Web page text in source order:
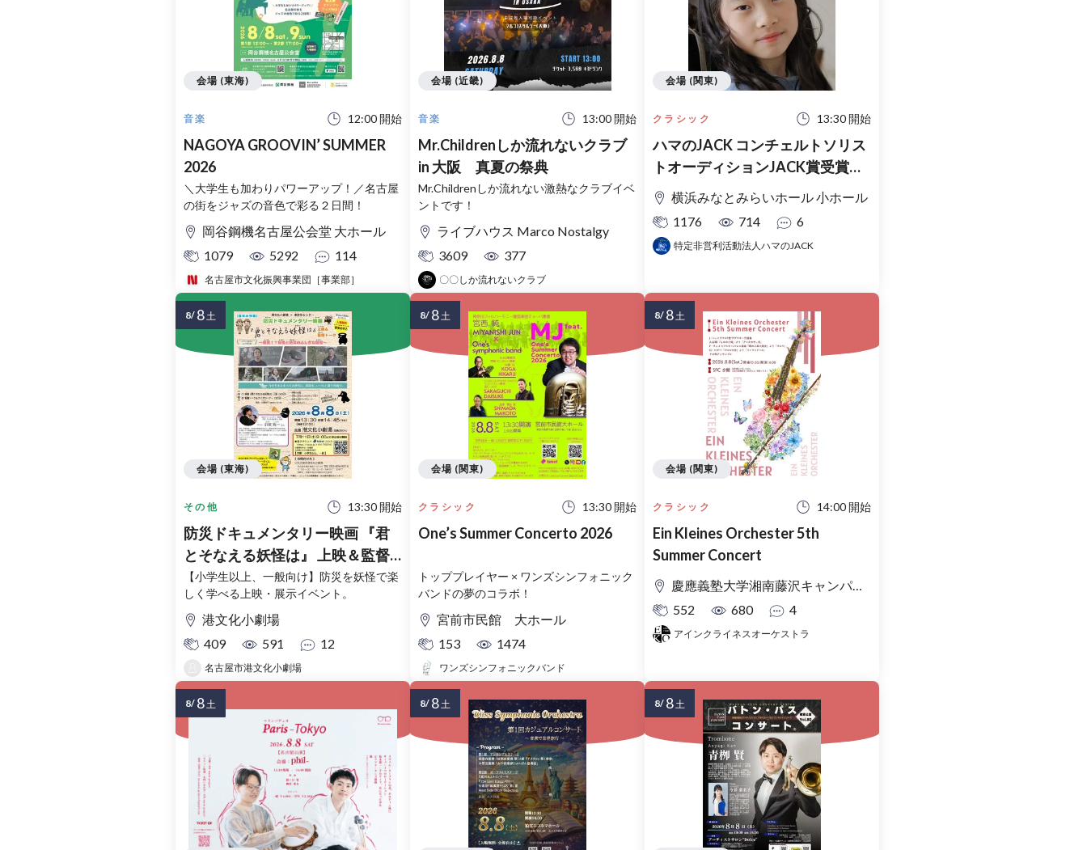
音楽 12:00 開始
NAGOYA GROOVIN’ SUMMER
2026
＼大学生も加わりパワーアップ！／名古屋
の街をジャズの音色で彩る２日間！
岡谷鋼機名古屋公会堂 大ホール
1079
5292 114
名古屋市文化振興事業団［事業部］
会場 (東海)
音楽 13:00 開始
Mr.Childrenしか流れないクラブ
in 大阪 真夏の祭典
Mr.Childrenしか流れない激熱なクラブイベ
ントです！
ライブハウス Marco Nostalgy
3609
377
〇〇しか流れないクラブ
会場 (近畿)
クラシック 13:30 開始
ハマのJACK コンチェルトソリス
トオーディションJACK賞受賞者
コンサート
横浜みなとみらいホール 小ホール
1176
714 6
特定非営利活動法人ハマのJACK
会場 (関東)
その他 13:30 開始
防災ドキュメンタリー映画 『君
とそなえる妖怪は』 上映＆監督
トーク ～発見!? 妖怪と防災のふ
しぎな関係～
【小学生以上、一般向け】防災を妖怪で楽
しく学べる上映・展示イベント。
港文化小劇場
409
591 12
名古屋市港文化小劇場
会場 (東海)
8/ 8土
クラシック 13:30 開始
One’s Summer Concerto 2026
トッププレイヤー × ワンズシンフォニック
バンドの夢のコラボ！
宮前市民館 大ホール
153
1474
ワンズシンフォニックバンド
会場 (関東)
8/ 8土
クラシック 14:00 開始
Ein Kleines Orchester 5th
Summer Concert
慶應義塾大学湘南藤沢キャンパス Θ館
552
680 4
アインクライネスオーケストラ
会場 (関東)
8/ 8土
8/ 8土 8/ 8土 8/ 8土